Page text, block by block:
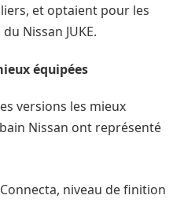
et optaient pour les
Nissan JUKE.
équipées
versions les mieux
Nissan ont représenté
Connecta, niveau de finition